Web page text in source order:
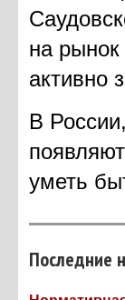
на
активно
В
уметь
Последние